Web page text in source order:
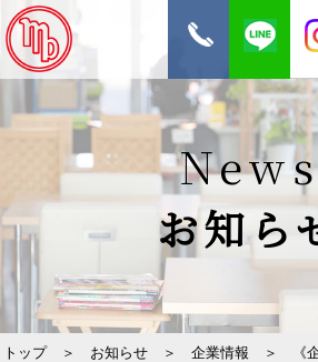
お知ら
トップ＞ お知らせ ＞ 企業情報 ＞
《